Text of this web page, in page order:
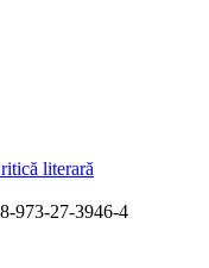
literară
973-27-3946-4